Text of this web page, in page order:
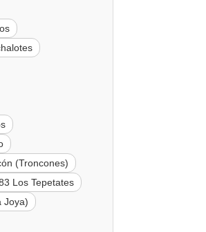
(Troncones)
Los Tepetates
Joya)